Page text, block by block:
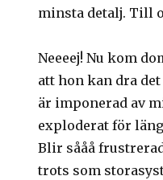
minsta detalj. Till
Neeeej! Nu kom
att hon kan dra
är imponerad av
exploderat för
Blir sååå
trots som